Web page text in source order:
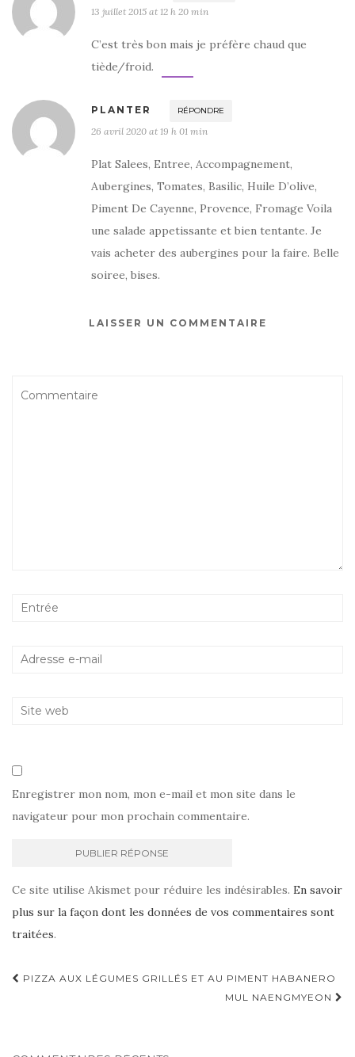
13 juillet 2015 at 12 h 20 min
C’est très bon mais je préfère chaud que
tiède/froid.
PLANTER RÉPONDRE
26 avril 2020 at 19 h 01 min
Plat Salees, Entree, Accompagnement,
Aubergines, Tomates, Basilic, Huile D’olive,
Piment De Cayenne, Provence, Fromage Voila
une salade appetissante et bien tentante. Je
vais acheter des aubergines pour la faire. Belle
soiree, bises.
LAISSER UN COMMENTAIRE
Enregistrer mon nom, mon e-mail et mon site dans le
navigateur pour mon prochain commentaire.
Ce site utilise Akismet pour réduire les indésirables. En savoir
plus sur la façon dont les données de vos commentaires sont
traitées.
Navigation
PIZZA AUX LÉGUMES GRILLÉS ET AU PIMENT HABANERO
MUL NAENGMYEON